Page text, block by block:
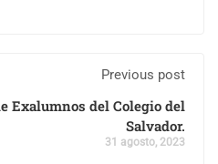
Previous post
Exalumnos del Colegio del
Salvador.
31 agosto, 2023